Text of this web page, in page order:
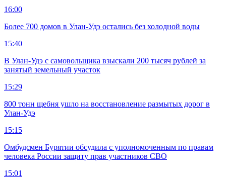
16:00
Более 700 домов в Улан-Удэ остались без холодной воды
15:40
В Улан-Удэ с самовольщика взыскали 200 тысяч рублей за
занятый земельный участок
15:29
800 тонн щебня ушло на восстановление размытых дорог в
Улан-Удэ
15:15
Омбудсмен Бурятии обсудила с уполномоченным по правам
человека России защиту прав участников СВО
15:01